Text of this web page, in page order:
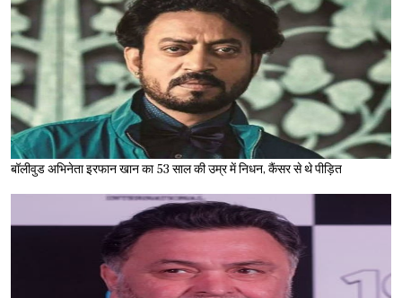
बॉलीवुड अभिनेता इरफान खान का 53 साल की उम्र में निधन, कैंसर से थे पीड़ित